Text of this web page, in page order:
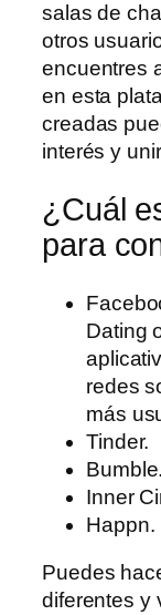
salas de
otros
encuentres
en esta
creadas
interés y
¿Cuál
para
Dating
redes
más
Tinder.
Bumble.
Inner
Happn.
Puedes
diferentes y